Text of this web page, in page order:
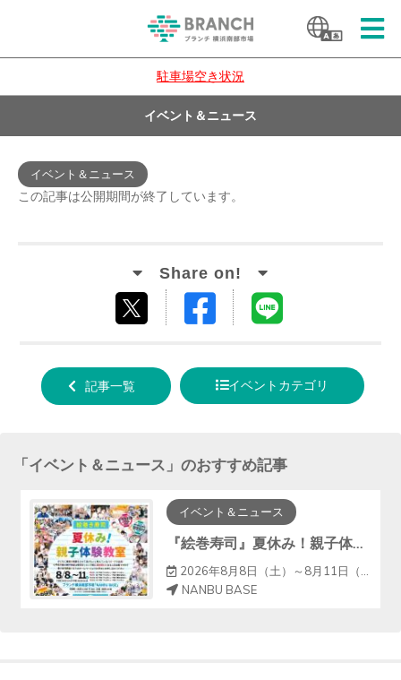
駐車場空き状況
イベント＆ニュース
イベント＆ニュース
この記事は公開期間が終了しています。
する
Facebook
る
記事一覧 イベントカテゴリ
「イベント＆ニュース 」のおすすめ記事
イベント＆ニュース
『絵巻寿司』夏休み！親子体験教室
2026年8月8日（土）～8月11日（火）
NANBU BASE